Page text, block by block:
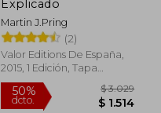
Explicado
Martin J.Pring
(2)
Valor Editions De España,
2015, 1 Edición, Tapa
Blanda, Nuevo